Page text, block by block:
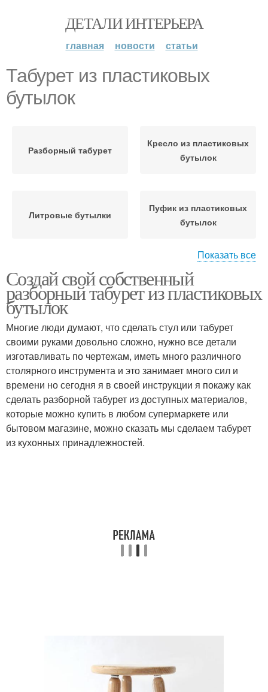
ДЕТАЛИ ИНТЕРЬЕРА
главная новости статьи
Табурет из пластиковых
бутылок
Разборный табурет
Кресло из пластиковых
бутылок
Литровые бутылки
Пуфик из пластиковых
бутылок
Кровать из
пластиковых бутылок
Пластиковые бутылки
Мебели из пластиковых
бутылок
Мебель из пластиковых
бутылок
Полки из бутылок
Диван из пластиковых
бутылок
Показать все
Создай свой собственный
разборный табурет из пластиковых
бутылок
Многие люди думают, что сделать стул или табурет
своими руками довольно сложно, нужно все детали
изготавливать по чертежам, иметь много различного
столярного инструмента и это занимает много сил и
времени но сегодня я в своей инструкции я покажу как
сделать разборной табурет из доступных материалов,
которые можно купить в любом супермаркете или
бытовом магазине, можно сказать мы сделаем табурет
из кухонных принадлежностей.